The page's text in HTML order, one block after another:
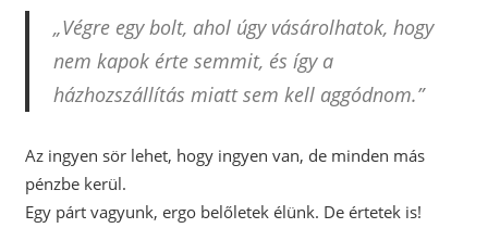
„Végre egy bolt, ahol úgy vásárolhatok, hogy
nem kapok érte semmit, és így a
házhozszállítás miatt sem kell aggódnom.”
Az ingyen sör lehet, hogy ingyen van, de minden más
pénzbe kerül.
Egy párt vagyunk, ergo belőletek élünk. De értetek is!